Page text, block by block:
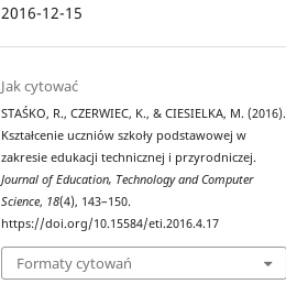
2016-12-15
Jak cytować
STAŚKO, R., CZERWIEC, K., & CIESIELKA, M. (2016).
Kształcenie uczniów szkoły podstawowej w
zakresie edukacji technicznej i przyrodniczej.
Journal of Education, Technology and Computer
Science, 18(4), 143–150.
https://doi.org/10.15584/eti.2016.4.17
Formaty cytowań